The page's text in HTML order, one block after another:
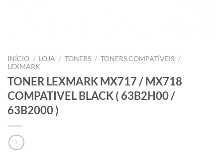
INÍCIO / LOJA / TONERS / TONERS COMPATÍVEIS /
LEXMARK
TONER LEXMARK MX717 / MX718
COMPATIVEL BLACK ( 63B2H00 /
63B2000 )